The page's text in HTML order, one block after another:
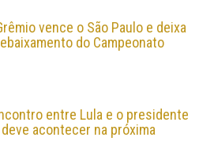
vence o São Paulo e deixa
do Campeonato
entre Lula e o presidente
acontecer na próxima